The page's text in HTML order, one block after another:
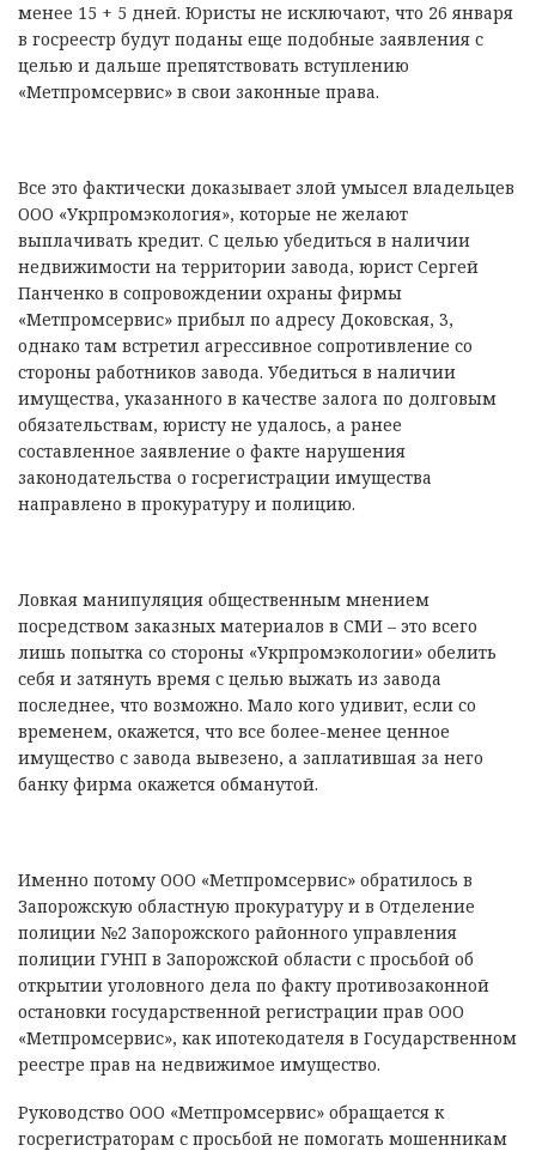
менее 15 + 5 дней. Юристы не исключают, что 26 января
в госреестр будут поданы еще подобные заявления с
целью и дальше препятствовать вступлению
«Метпромсервис» в свои законные права.
Все это фактически доказывает злой умысел владельцев
ООО «Укрпромэкология», которые не желают
выплачивать кредит. С целью убедиться в наличии
недвижимости на территории завода, юрист Сергей
Панченко в сопровождении охраны фирмы
«Метпромсервис» прибыл по адресу Доковская, 3,
однако там встретил агрессивное сопротивление со
стороны работников завода. Убедиться в наличии
имущества, указанного в качестве залога по долговым
обязательствам, юристу не удалось, а ранее
составленное заявление о факте нарушения
законодательства о госрегистрации имущества
направлено в прокуратуру и полицию.
Ловкая манипуляция общественным мнением
посредством заказных материалов в СМИ – это всего
лишь попытка со стороны «Укрпромэкологии» обелить
себя и затянуть время с целью выжать из завода
последнее, что возможно. Мало кого удивит, если со
временем, окажется, что все более-менее ценное
имущество с завода вывезено, а заплатившая за него
банку фирма окажется обманутой.
Именно потому ООО «Метпромсервис» обратилось в
Запорожскую областную прокуратуру и в Отделение
полиции №2 Запорожского районного управления
полиции ГУНП в Запорожской области с просьбой об
открытии уголовного дела по факту противозаконной
остановки государственной регистрации прав ООО
«Метпромсервис», как ипотекодателя в Государственном
реестре прав на недвижимое имущество.
Руководство ООО «Метпромсервис» обращается к
госрегистраторам с просьбой не помогать мошенникам